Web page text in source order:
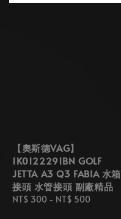
【奧斯德VAG】
1K0122291BN GOLF
JETTA A3 Q3 FABIA 水箱
接頭 水管接頭 副廠精品
Regular
NT$ 300 - NT$ 500